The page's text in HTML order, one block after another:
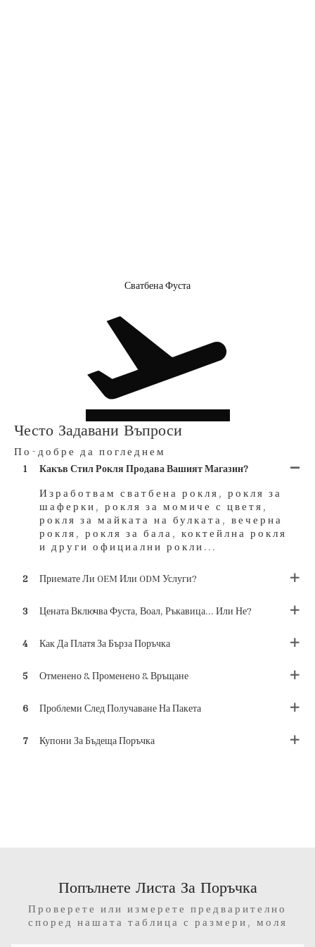
Сватбена Фуста
Често Задавани Въпроси
По-добре да погледнем
1 Какъв Стил Рокля Продава Вашият Магазин?
Изработвам сватбена рокля, рокля за
шаферки, рокля за момиче с цветя,
рокля за майката на булката, вечерна
рокля, рокля за бала, коктейлна рокля
и други официални рокли...
2 Приемате Ли OEM Или ODM Услуги?
3 Цената Включва Фуста, Воал, Ръкавица... Или Не?
4 Как Да Платя За Бърза Поръчка
5 Отменено & Променено & Връщане
6 Проблеми След Получаване На Пакета
7 Купони За Бъдеща Поръчка
Попълнете Листа За Поръчка
Проверете или измерете предварително
според нашата таблица с размери, моля